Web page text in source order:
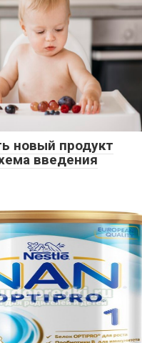
новый продукт
введения